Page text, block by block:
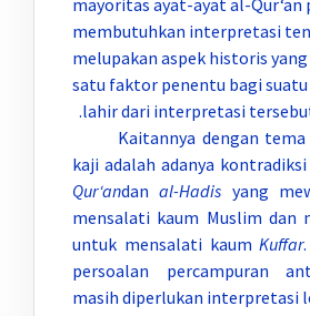
mayoritas ayat-ayat al-Qur‘an
membutuhkan interpretasi­
melupakan aspek historis
satu faktor penentu bagi suatu
lahir dari interpretasi
Kaitannya dengan tema
kaji adalah adanya
Qur‘andanal-Hadis yang
mensalati kaum Muslim dan
untuk mensalati kaumKuffar
persoalan percampuran
masih diperlukan interpretasi